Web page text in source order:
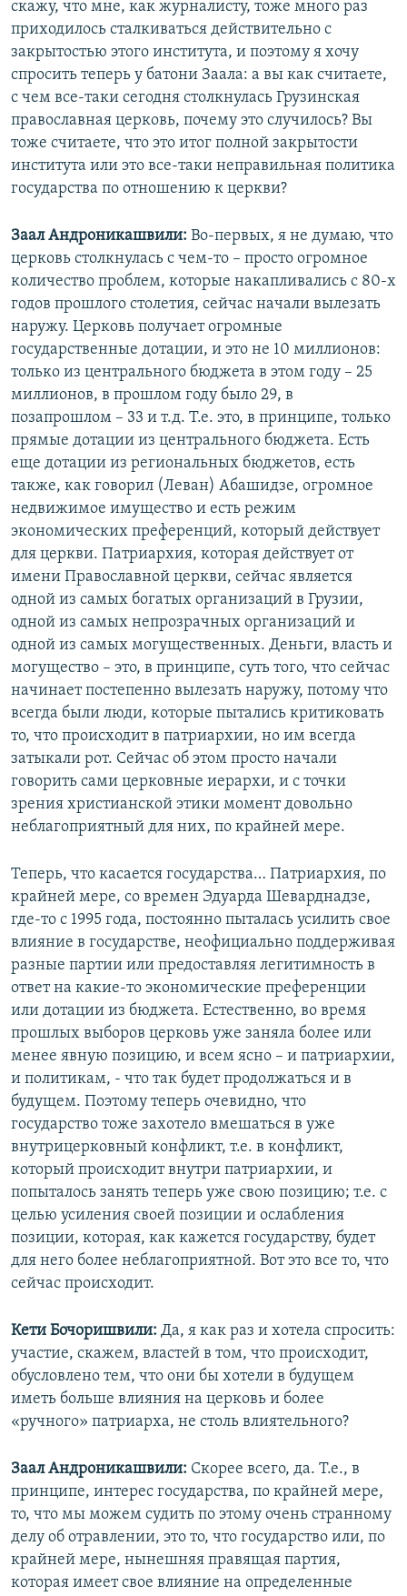
скажу, что мне, как журналисту, тоже много раз
приходилось сталкиваться действительно с
закрытостью этого института, и поэтому я хочу
спросить теперь у батони Заала: а вы как считаете,
с чем все-таки сегодня столкнулась Грузинская
православная церковь, почему это случилось? Вы
тоже считаете, что это итог полной закрытости
института или это все-таки неправильная политика
государства по отношению к церкви?
Заал Андроникашвили: Во-первых, я не думаю, что
церковь столкнулась с чем-то – просто огромное
количество проблем, которые накапливались с 80-х
годов прошлого столетия, сейчас начали вылезать
наружу. Церковь получает огромные
государственные дотации, и это не 10 миллионов:
только из центрального бюджета в этом году – 25
миллионов, в прошлом году было 29, в
позапрошлом – 33 и т.д. Т.е. это, в принципе, только
прямые дотации из центрального бюджета. Есть
еще дотации из региональных бюджетов, есть
также, как говорил (Леван) Абашидзе, огромное
недвижимое имущество и есть режим
экономических преференций, который действует
для церкви. Патриархия, которая действует от
имени Православной церкви, сейчас является
одной из самых богатых организаций в Грузии,
одной из самых непрозрачных организаций и
одной из самых могущественных. Деньги, власть и
могущество – это, в принципе, суть того, что сейчас
начинает постепенно вылезать наружу, потому что
всегда были люди, которые пытались критиковать
то, что происходит в патриархии, но им всегда
затыкали рот. Сейчас об этом просто начали
говорить сами церковные иерархи, и с точки
зрения христианской этики момент довольно
неблагоприятный для них, по крайней мере.
Теперь, что касается государства… Патриархия, по
крайней мере, со времен Эдуарда Шеварднадзе,
где-то с 1995 года, постоянно пыталась усилить свое
влияние в государстве, неофициально поддерживая
разные партии или предоставляя легитимность в
ответ на какие-то экономические преференции
или дотации из бюджета. Естественно, во время
прошлых выборов церковь уже заняла более или
менее явную позицию, и всем ясно – и патриархии,
и политикам, - что так будет продолжаться и в
будущем. Поэтому теперь очевидно, что
государство тоже захотело вмешаться в уже
внутрицерковный конфликт, т.е. в конфликт,
который происходит внутри патриархии, и
попыталось занять теперь уже свою позицию; т.е. с
целью усиления своей позиции и ослабления
позиции, которая, как кажется государству, будет
для него более неблагоприятной. Вот это все то, что
сейчас происходит.
Кети Бочоришвили: Да, я как раз и хотела спросить:
участие, скажем, властей в том, что происходит,
обусловлено тем, что они бы хотели в будущем
иметь больше влияния на церковь и более
«ручного» патриарха, не столь влиятельного?
Заал Андроникашвили: Скорее всего, да. Т.е., в
принципе, интерес государства, по крайней мере,
то, что мы можем судить по этому очень странному
делу об отравлении, это то, что государство или, по
крайней мере, нынешняя правящая партия,
которая имеет свое влияние на определенные